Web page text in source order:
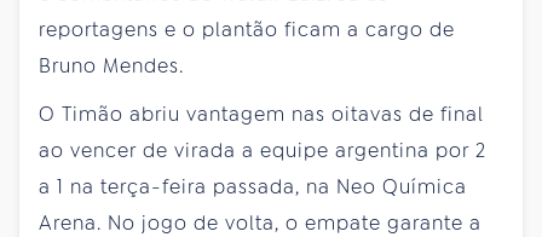
reportagens e o plantão ficam a cargo de
Bruno Mendes.
O Timão abriu vantagem nas oitavas de final
ao vencer de virada a equipe argentina por 2
a 1 na terça-feira passada, na Neo Química
Arena. No jogo de volta, o empate garante a